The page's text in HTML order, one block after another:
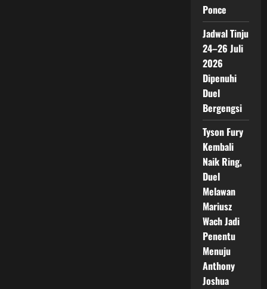
Ponce
Jadwal Tinju
24–26 Juli
2026
Dipenuhi
Duel
Bergengsi
Tyson Fury
Kembali
Naik Ring,
Duel
Melawan
Mariusz
Wach Jadi
Penentu
Menuju
Anthony
Joshua